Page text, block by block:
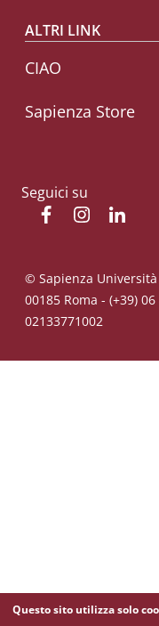
ALTRI LINK
CIAO
Sapienza Store
Seguici su
FacebookInstagram
© Sapienza
00185 Roma - (+39)
02133771002
Questo sito utilizza solo